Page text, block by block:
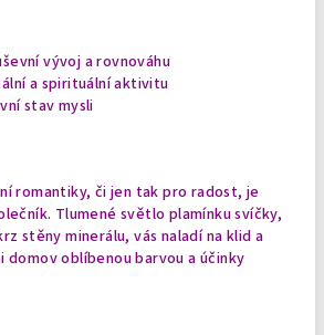
vývoj a rovnováhu
a spirituální aktivitu
stav mysli
romantiky, či jen tak pro radost, je
Tlumené světlo plamínku svíčky,
stěny minerálu, vás naladí na klid a
domov oblíbenou barvou a účinky